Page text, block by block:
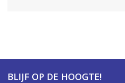
BLIJF OP DE HOOGTE!